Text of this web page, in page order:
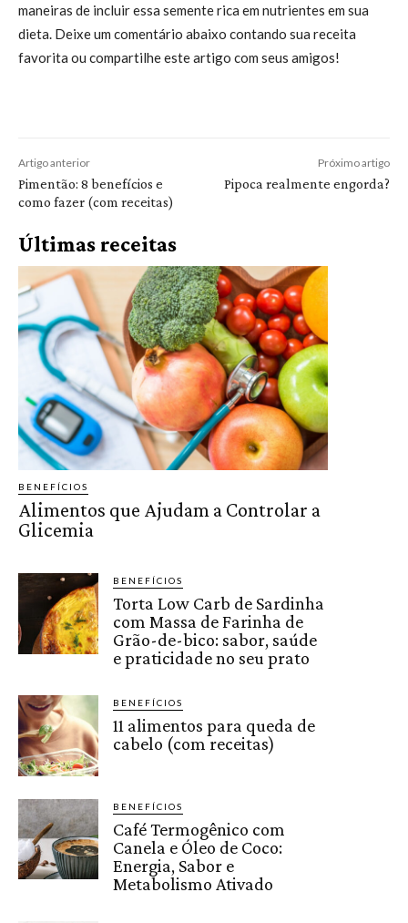
maneiras de incluir essa semente rica em nutrientes em sua
dieta. Deixe um comentário abaixo contando sua receita
favorita ou compartilhe este artigo com seus amigos!
Artigo anterior
Pimentão: 8 benefícios e
como fazer (com receitas)
Próximo artigo
Pipoca realmente engorda?
Últimas receitas
BENEFÍCIOS
Alimentos que Ajudam a Controlar a
Glicemia
BENEFÍCIOS
Torta Low Carb de Sardinha
com Massa de Farinha de
Grão-de-bico: sabor, saúde
e praticidade no seu prato
BENEFÍCIOS
11 alimentos para queda de
cabelo (com receitas)
BENEFÍCIOS
Café Termogênico com
Canela e Óleo de Coco:
Energia, Sabor e
Metabolismo Ativado